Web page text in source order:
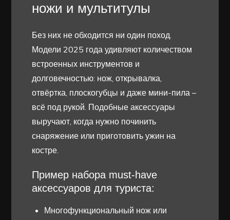
ножи и мультитулы
Без них не обходится ни один поход.
Модели 2025 года удивляют количеством
встроенных инструментов и
долговечностью: нож, открывалка,
отвёртка, плоскогубцы и даже мини-пила –
всё под рукой. Подобные аксессуары
выручают, когда нужно починить
снаряжение или приготовить ужин на
костре.
Пример набора must-have
аксессуаров для туриста:
Многофункциональный нож или